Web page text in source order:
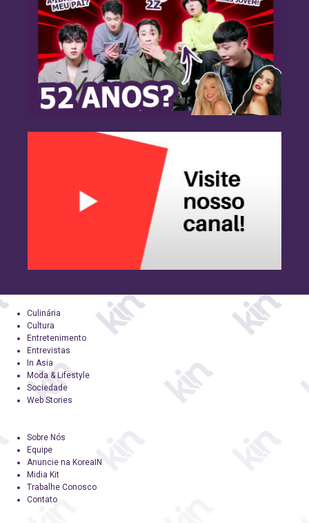
Culinária
Cultura
Entretenimento
Entrevistas
In Asia
Moda & Lifestyle
Sociedade
Web Stories
Sobre Nós
Equipe
Anuncie na KoreaIN
Midia Kit
Trabalhe Conosco
Contato